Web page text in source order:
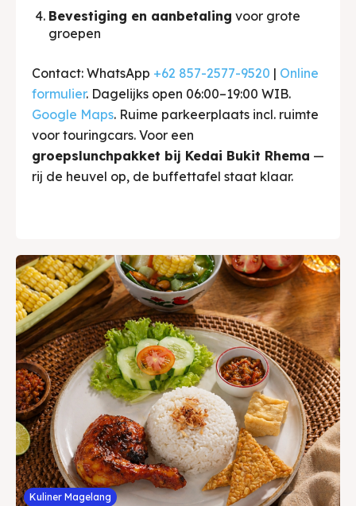
Bevestiging en aanbetaling voor grote
groepen
Contact: WhatsApp +62 857-2577-9520 | Online
formulier. Dagelijks open 06:00–19:00 WIB.
Google Maps. Ruime parkeerplaats incl. ruimte
voor touringcars. Voor een
groepslunchpakket bij Kedai Bukit Rhema —
rij de heuvel op, de buffettafel staat klaar.
Kuliner Magelang